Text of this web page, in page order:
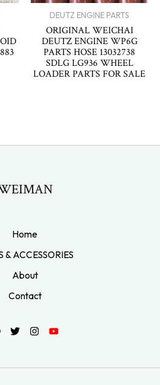
DEUTZ ENGINE PARTS
ORIGINAL WEICHAI
DEUTZ ENGINE WP6G
PARTS HOSE 13032738
SDLG LG936 WHEEL
LOADER PARTS FOR SALE
Home
& ACCESSORIES
About
Contact